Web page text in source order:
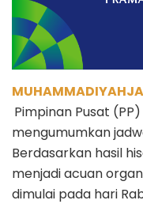
Pimpinan Pusat
mengumumkan
Berdasarkan hasil
menjadi acuan
dimulai pada hari